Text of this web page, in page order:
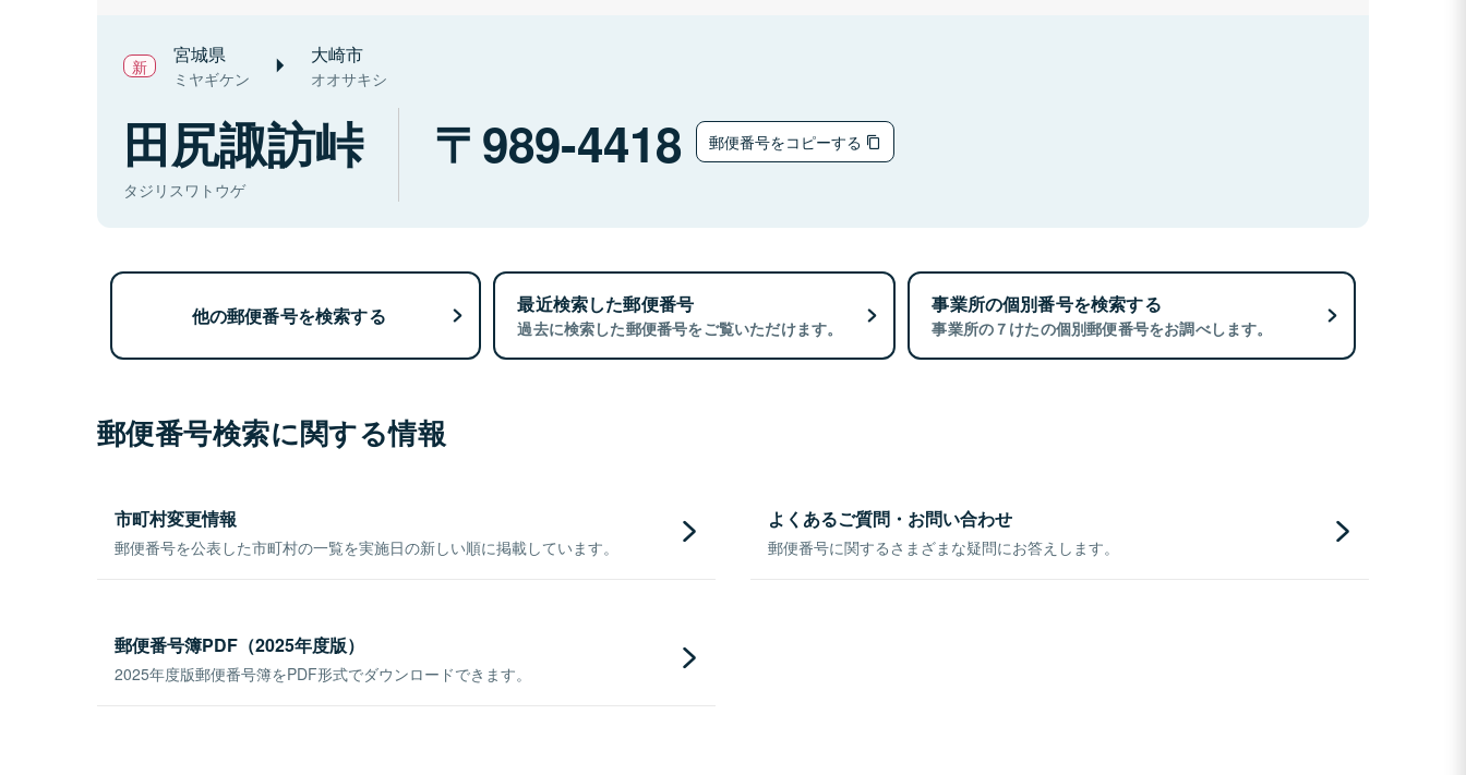
宮城県
ミヤギケン
大崎市
オオサキシ
田尻諏訪峠
タジリスワトウゲ
989-4418 郵便番号をコピーする
他の郵便番号を検索する 最近検索した郵便番号
過去に検索した郵便番号をご覧いただけます。
事業所の個別番号を検索する
事業所の７けたの個別郵便番号をお調べします。
郵便番号検索に関する情報
市町村変更情報
郵便番号を公表した市町村の一覧を実施日の新しい順に掲載しています。
よくあるご質問・お問い合わせ
郵便番号に関するさまざまな疑問にお答えします。
郵便番号簿PDF（2025年度版）
2025年度版郵便番号簿をPDF形式でダウンロードできます。